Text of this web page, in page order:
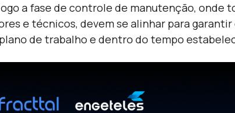
a fase de controle de manutenção, onde
e técnicos, devem se alinhar para garantir
de trabalho e dentro do tempo